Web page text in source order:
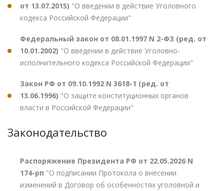
от 13.07.2015) "О введении в действие Уголовного
кодекса Российской Федерации"
Федеральный закон от 08.01.1997 N 2-ФЗ (ред. от
10.01.2002) "О введении в действие Уголовно-
исполнительного кодекса Российской Федерации"
Закон РФ от 09.10.1992 N 3618-1 (ред. от
13.06.1996) "О защите конституционных органов
власти в Российской Федерации"
Законодательство
Распоряжение Президента РФ от 22.05.2026 N
174-рп "О подписании Протокола о внесении
изменений в Договор об особенностях уголовной и